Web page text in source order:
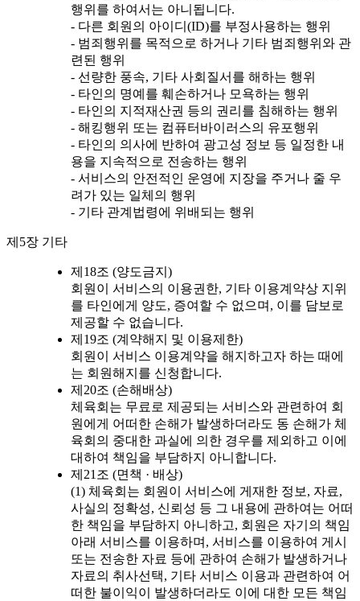
행위를 하여서는 아니됩니다.
- 다른 회원의 아이디(ID)를 부정사용하는 행위
- 범죄행위를 목적으로 하거나 기타 범죄행위와 관
련된 행위
- 선량한 풍속, 기타 사회질서를 해하는 행위
- 타인의 명예를 훼손하거나 모욕하는 행위
- 타인의 지적재산권 등의 권리를 침해하는 행위
- 해킹행위 또는 컴퓨터바이러스의 유포행위
- 타인의 의사에 반하여 광고성 정보 등 일정한 내
용을 지속적으로 전송하는 행위
- 서비스의 안전적인 운영에 지장을 주거나 줄 우
려가 있는 일체의 행위
- 기타 관계법령에 위배되는 행위
제5장 기타
제18조 (양도금지)
회원이 서비스의 이용권한, 기타 이용계약상 지위
를 타인에게 양도, 증여할 수 없으며, 이를 담보로
제공할 수 없습니다.
제19조 (계약해지 및 이용제한)
회원이 서비스 이용계약을 해지하고자 하는 때에
는 회원해지를 신청합니다.
제20조 (손해배상)
체육회는 무료로 제공되는 서비스와 관련하여 회
원에게 어떠한 손해가 발생하더라도 동 손해가 체
육회의 중대한 과실에 의한 경우를 제외하고 이에
대하여 책임을 부담하지 아니합니다.
제21조 (면책 · 배상)
(1) 체육회는 회원이 서비스에 게재한 정보, 자료,
사실의 정확성, 신뢰성 등 그 내용에 관하여는 어떠
한 책임을 부담하지 아니하고, 회원은 자기의 책임
아래 서비스를 이용하며, 서비스를 이용하여 게시
또는 전송한 자료 등에 관하여 손해가 발생하거나
자료의 취사선택, 기타 서비스 이용과 관련하여 어
떠한 불이익이 발생하더라도 이에 대한 모든 책임